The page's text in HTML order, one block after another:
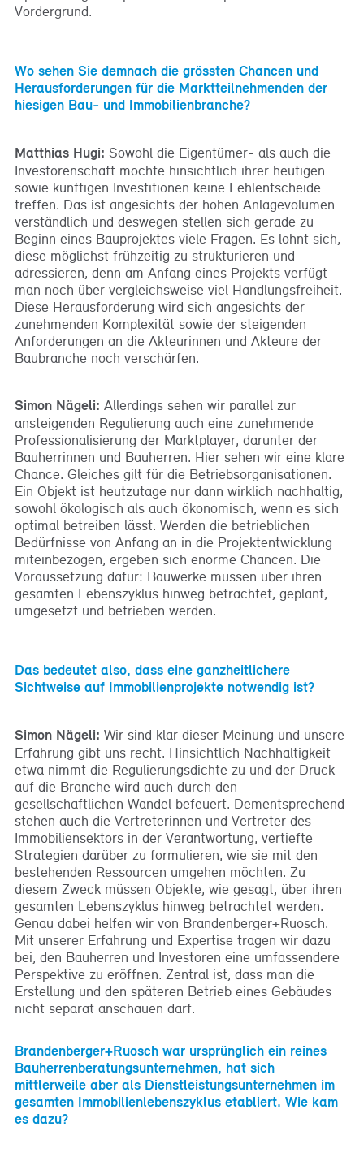
Vordergrund.
Wo sehen Sie demnach die grössten Chancen und
Herausforderungen für die Marktteilnehmenden der
hiesigen Bau- und Immobilienbranche?
Matthias Hugi: Sowohl die Eigentümer- als auch die
Investorenschaft möchte hinsichtlich ihrer heutigen
sowie künftigen Investitionen keine Fehlentscheide
treffen. Das ist angesichts der hohen Anlagevolumen
verständlich und deswegen stellen sich gerade zu
Beginn eines Bauprojektes viele Fragen. Es lohnt sich,
diese möglichst frühzeitig zu strukturieren und
adressieren, denn am Anfang eines Projekts verfügt
man noch über vergleichsweise viel Handlungsfreiheit.
Diese Herausforderung wird sich angesichts der
zunehmenden Komplexität sowie der steigenden
Anforderungen an die Akteurinnen und Akteure der
Baubranche noch verschärfen.
Simon Nägeli: Allerdings sehen wir parallel zur
ansteigenden Regulierung auch eine zunehmende
Professionalisierung der Marktplayer, darunter der
Bauherrinnen und Bauherren. Hier sehen wir eine klare
Chance. Gleiches gilt für die Betriebsorganisationen.
Ein Objekt ist heutzutage nur dann wirklich nachhaltig,
sowohl ökologisch als auch ökonomisch, wenn es sich
optimal betreiben lässt. Werden die betrieblichen
Bedürfnisse von Anfang an in die Projektentwicklung
miteinbezogen, ergeben sich enorme Chancen. Die
Voraussetzung dafür: Bauwerke müssen über ihren
gesamten Lebenszyklus hinweg betrachtet, geplant,
umgesetzt und betrieben werden.
Das bedeutet also, dass eine ganzheitlichere
Sichtweise auf Immobilienprojekte notwendig ist?
Simon Nägeli: Wir sind klar dieser Meinung und unsere
Erfahrung gibt uns recht. Hinsichtlich Nachhaltigkeit
etwa nimmt die Regulierungsdichte zu und der Druck
auf die Branche wird auch durch den
gesellschaftlichen Wandel befeuert. Dementsprechend
stehen auch die Vertreterinnen und Vertreter des
Immobiliensektors in der Verantwortung, vertiefte
Strategien darüber zu formulieren, wie sie mit den
bestehenden Ressourcen umgehen möchten. Zu
diesem Zweck müssen Objekte, wie gesagt, über ihren
gesamten Lebenszyklus hinweg betrachtet werden.
Genau dabei helfen wir von Brandenberger+Ruosch.
Mit unserer Erfahrung und Expertise tragen wir dazu
bei, den Bauherren und Investoren eine umfassendere
Perspektive zu eröffnen. Zentral ist, dass man die
Erstellung und den späteren Betrieb eines Gebäudes
nicht separat anschauen darf.
Brandenberger+Ruosch war ursprünglich ein reines
Bauherrenberatungsunternehmen, hat sich
mittlerweile aber als Dienstleistungsunternehmen im
gesamten Immobilienlebenszyklus etabliert. Wie kam
es dazu?